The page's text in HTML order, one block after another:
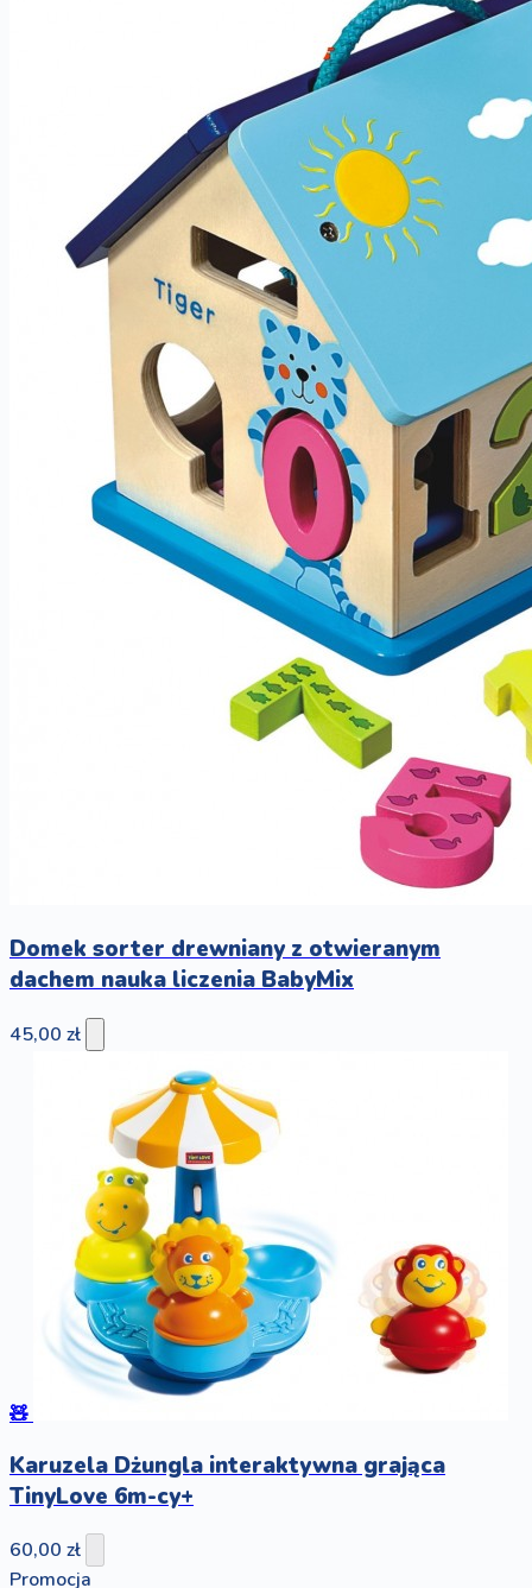
Domek sorter drewniany z otwieranym
dachem nauka liczenia BabyMix
45,00 zł
🧸
Karuzela Dżungla interaktywna grająca
TinyLove 6m-cy+
60,00 zł
Promocja